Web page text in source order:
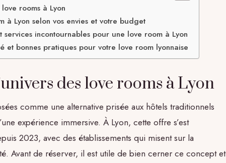
rooms à Lyon
à Lyon selon vos envies et votre budget
services incontournables pour une love room à Lyon
et bonnes pratiques pour votre love room lyonnaise
des love rooms à Lyon
comme une alternative prisée aux hôtels traditionnels
expérience immersive. À Lyon, cette offre s’est
2023, avec des établissements qui misent sur la
Avant de réserver, il est utile de bien cerner ce concept et